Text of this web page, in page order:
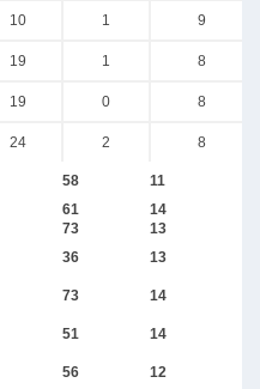
10 1
9
19 1
8
19 0
8
24 2
8
58 11
61 14
73 13
36 13
73 14
51 14
56 12